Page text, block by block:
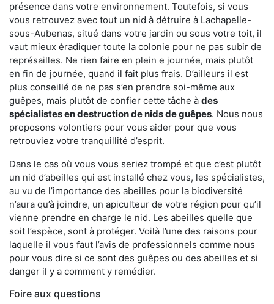
présence dans votre environnement. Toutefois, si vous
vous retrouvez avec tout un nid à détruire à Lachapelle-
sous-Aubenas, situé dans votre jardin ou sous votre toit, il
vaut mieux éradiquer toute la colonie pour ne pas subir de
représailles. Ne rien faire en plein e journée, mais plutôt
en fin de journée, quand il fait plus frais. D’ailleurs il est
plus conseillé de ne pas s’en prendre soi-même aux
guêpes, mais plutôt de confier cette tâche à des
spécialistes en destruction de nids de guêpes. Nous nous
proposons volontiers pour vous aider pour que vous
retrouviez votre tranquillité d’esprit.
Dans le cas où vous vous seriez trompé et que c’est plutôt
un nid d’abeilles qui est installé chez vous, les spécialistes,
au vu de l’importance des abeilles pour la biodiversité
n’aura qu’à joindre, un apiculteur de votre région pour qu’il
vienne prendre en charge le nid. Les abeilles quelle que
soit l’espèce, sont à protéger. Voilà l’une des raisons pour
laquelle il vous faut l’avis de professionnels comme nous
pour vous dire si ce sont des guêpes ou des abeilles et si
danger il y a comment y remédier.
Foire aux questions